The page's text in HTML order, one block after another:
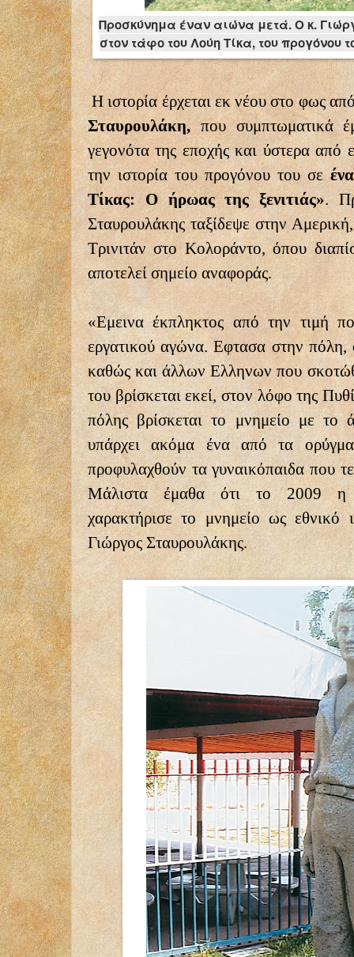
Προσκύνημα έναν αιώνα μετά. Ο κ.
στον τάφο του Λούη Τίκα, του προγόνου
Η ιστορία έρχεται εκ νέου στο φως
Σταυρουλάκη,που συμπτωματικά
γεγονότα της εποχής και ύστερα από
την ιστορία του προγόνου του σε
Τίκας: Ο ήρωας της ξενιτιάς».
Σταυρουλάκης ταξίδεψε στην
Τρινιτάν στο Κολοράντο, όπου
αποτελεί σημείο αναφοράς.
«Εμεινα έκπληκτος από την τιμή
εργατικού αγώνα. Εφτασα στην πόλη,
καθώς και άλλων Ελληνων που
του βρίσκεται εκεί, στον λόφο της
πόλης βρίσκεται το μνημείο με το
υπάρχει ακόμα ένα από τα
προφυλαχθούν τα γυναικόπαιδα που
Μάλιστα έμαθα ότι το 2009 η
χαρακτήρισε το μνημείο ως εθνικό
Γιώργος Σταυρουλάκης.